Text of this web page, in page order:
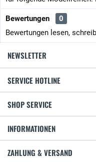
Bewertungen
0
Bewertungen lesen,
NEWSLETTER
SERVICE HOTLINE
SHOP SERVICE
INFORMATIONEN
ZAHLUNG & VERSAND